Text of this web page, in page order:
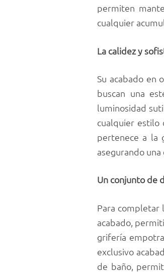
permiten
cualquier
La calidez y
Su acabado en
buscan una
luminosidad
cualquier estilo
pertenece a la
asegurando
Un conjunto de
Para completar
acabado,
grifería
exclusivo
de baño,